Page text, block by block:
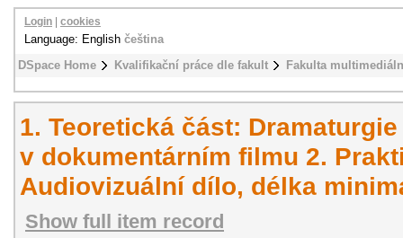
DSpace Home Kvalifikační práce dle fakult Fakulta
Login cookies
Language: English čeština
1. Teoretická část:
v dokumentárním filmu 2.
Audiovizuální dílo, délka
Show full item record